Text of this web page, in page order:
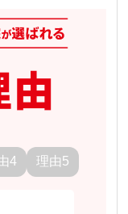
4 理由5